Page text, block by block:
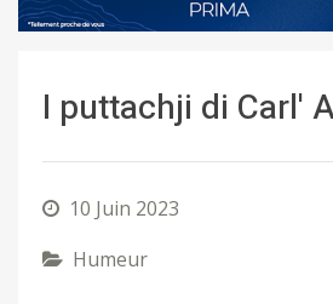
I puttachji di Carl'
10 Juin 2023
Humeur